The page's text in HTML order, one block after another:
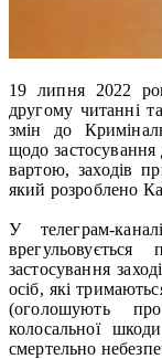
19 липня 2022
другому читанні
змін до
щодо застосування
вартою, заходів
який розроблено
У телеграм-
застосування
осіб, які
(оголошують
колосальної
смертельно